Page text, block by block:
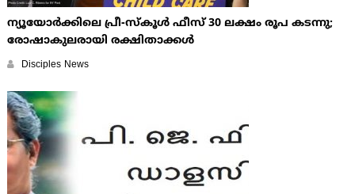
ന്യൂയോർക്കിലെ പ്രീ-സ്കൂൾ ഫീസ് 30 ലക്ഷം രൂപ കടന്നു;
രോഷാകുലരായി രക്ഷിതാക്കൾ
Disciples News